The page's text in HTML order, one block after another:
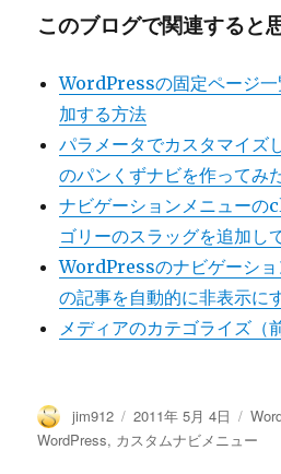
このブログで関連すると
WordPressの固定ページ一
加する方法
パラメータでカスタマイ
のパンくずナビを作ってみ
ナビゲーションメニューの
ゴリーのスラッグを追加し
WordPressのナビゲーショ
の記事を自動的に非表示に
メディアのカテゴライズ（
投
稿
jim912
投
稿
2011年 5月 4日
カ
テ
WordPress, カスタムナビメニュー